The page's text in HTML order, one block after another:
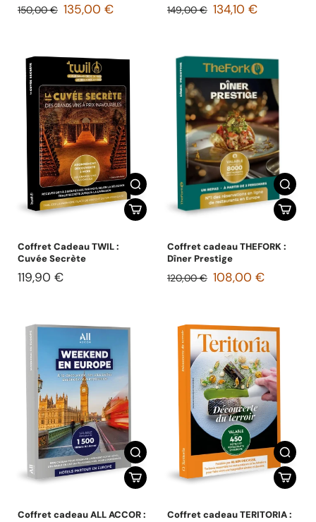
150,00 € 135,00 € 149,00 € 134,10 €
Coffret Cadeau TWIL :
Cuvée Secrète
119,90 €
Coffret cadeau THEFORK :
Dîner Prestige
120,00 € 108,00 €
Coffret cadeau ALL ACCOR :
Coffret cadeau TERITORIA :